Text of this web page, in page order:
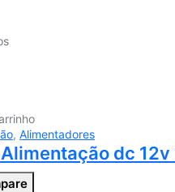
, Alimentadores
dc 12v